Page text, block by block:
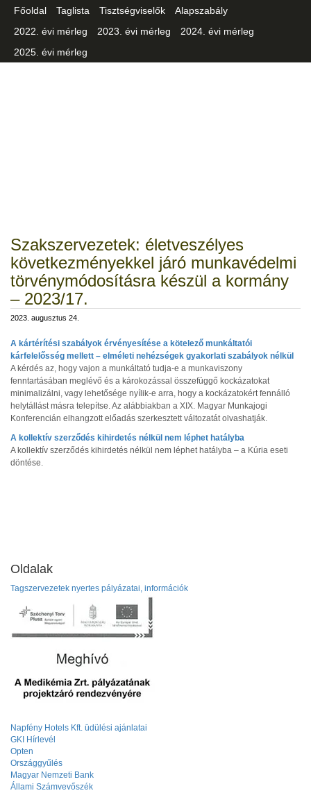
Főoldal Taglista Tisztségviselők
Alapszabály
2022. évi mérleg
2023. évi mérleg
2024. évi mérleg
2025. évi mérleg
Szakszervezetek: életveszélyes
következményekkel járó munkavédelmi
törvénymódosításra készül a kormány
– 2023/17.
2023. augusztus 24.
A kártérítési szabályok érvényesítése a kötelező munkáltatói
kárfelelősség mellett – elméleti nehézségek gyakorlati szabályok nélkül
A kérdés az, hogy vajon a munkáltató tudja-e a munkaviszony
fenntartásában meglévő és a károkozással összefüggő kockázatokat
minimalizálni, vagy lehetősége nyílik-e arra, hogy a kockázatokért fennálló
helytállást másra telepítse. Az alábbiakban a XIX. Magyar Munkajogi
Konferencián elhangzott előadás szerkesztett változatát olvashatják.
A kollektív szerződés kihirdetés nélkül nem léphet hatályba
A kollektív szerződés kihirdetés nélkül nem léphet hatályba – a Kúria eseti
döntése.
Oldalak
Tagszervezetek nyertes pályázatai, információk
Napfény Hotels Kft. üdülési ajánlatai
GKI Hírlevél
Opten
Országgyűlés
Magyar Nemzeti Bank
Állami Számvevőszék